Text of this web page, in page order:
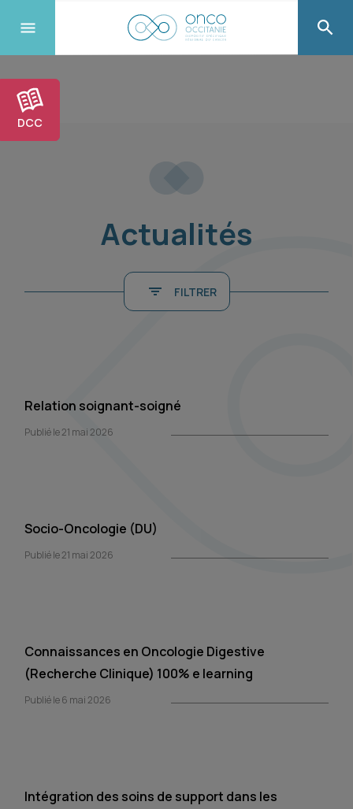
DCC
Actualités
FILTRER
Relation soignant-soigné
Publié le 21 mai 2026
Socio-Oncologie (DU)
Publié le 21 mai 2026
Connaissances en Oncologie Digestive
(Recherche Clinique) 100% e learning
Publié le 6 mai 2026
Intégration des soins de support dans les